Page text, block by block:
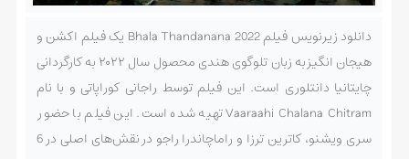
دانلود زیرنویس فیلم Bhala Thandanana 2022 یک فیلم اکشن و
هیجان انگیز به زبان تلوگوی هندی محصول سال ۲۰۲۲ به کارگردانی
چایتانیا دانتلوری است. این فیلم توسط راجانی کوراپاتی و با نام
Vaaraahi Chalana Chitram تهیه شده است. این فیلم با حضور
سری ویشنو، کاترین ترزا و راماچاندرا راجو در نقش‌های اصلی در 6